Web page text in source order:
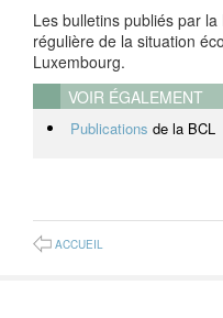
Les bulletins publiés par
régulière de la situation
Luxembourg.
VOIR ÉGALEMENT
Publications de la BCL
ACCUEIL